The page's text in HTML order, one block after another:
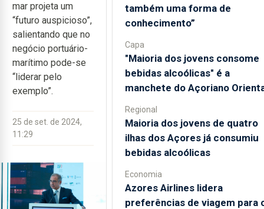
mar projeta um
“futuro auspicioso”,
salientando que no
negócio portuário-
marítimo pode-se
“liderar pelo
exemplo”.
25 de set. de 2024,
11:29
também uma forma de
conhecimento”
Capa
"Maioria dos jovens consome
bebidas alcoólicas" é a
manchete do Açoriano
Regional
Maioria dos jovens de quatro
ilhas dos Açores já consumiu
bebidas alcoólicas
Economia
Azores Airlines lidera
preferências de viagem para